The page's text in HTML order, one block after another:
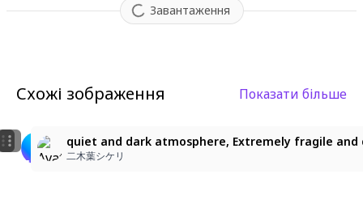
Завантаження
Схожі зображення Показати більше
yuram
highly detailed illustration, painterly, visible
あおいあじさい
quiet and dark atmosphere, Extremely fragile
二木葉シケリ